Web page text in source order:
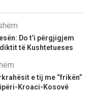
Do t’i përgjigjem
të Kushtetueses
e tij me “frikën”
Kroaci-Kosovë